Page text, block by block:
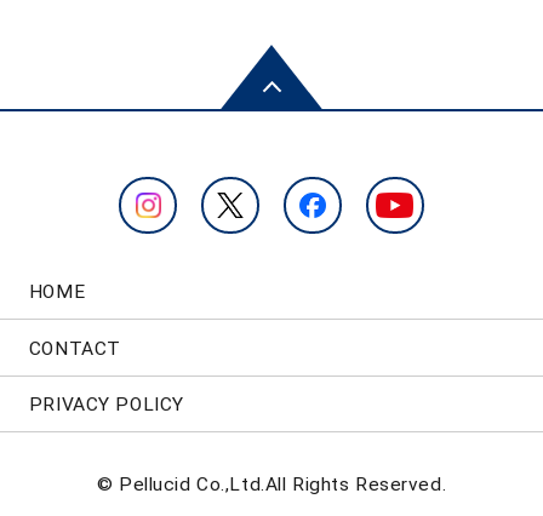
HOME
CONTACT
PRIVACY POLICY
© Pellucid Co.,Ltd.All Rights Reserved.